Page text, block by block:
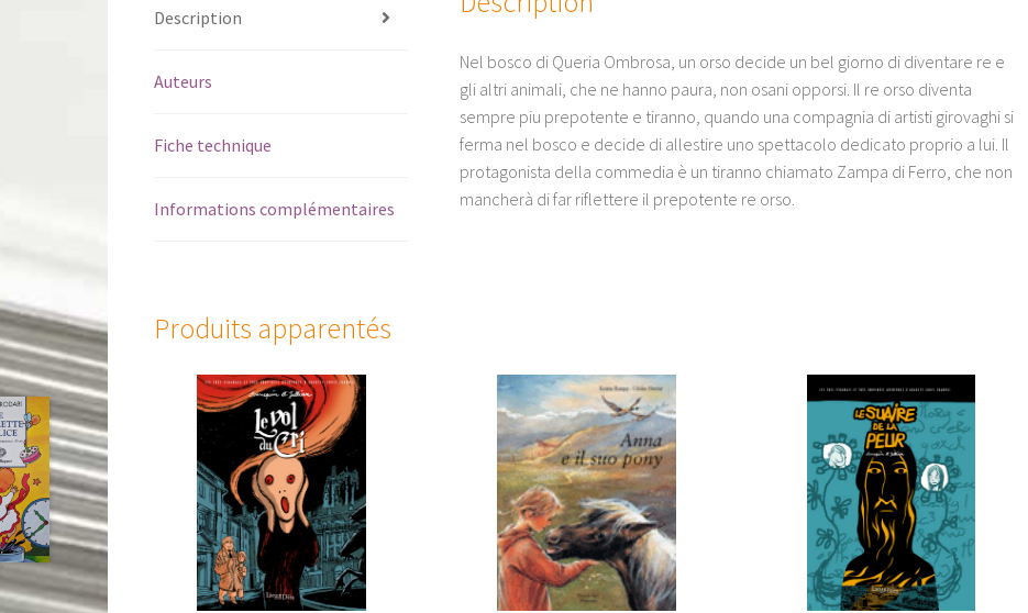
Description
Auteurs
Fiche technique
Informations complémentaires
Nel bosco di Queria Ombrosa, un orso decide un bel giorno di diventare re e
gli altri animali, che ne hanno paura, non osani opporsi. Il re orso diventa
sempre piu prepotente e tiranno, quando una compagnia di artisti girovaghi si
ferma nel bosco e decide di allestire uno spettacolo dedicato proprio a lui. Il
protagonista della commedia è un tiranno chiamato Zampa di Ferro, che non
mancherà di far riflettere il prepotente re orso.
Produits apparentés